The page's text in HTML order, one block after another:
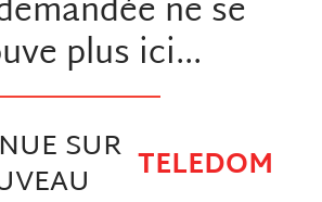
ne se
plus ici...
SUR TELEDOM